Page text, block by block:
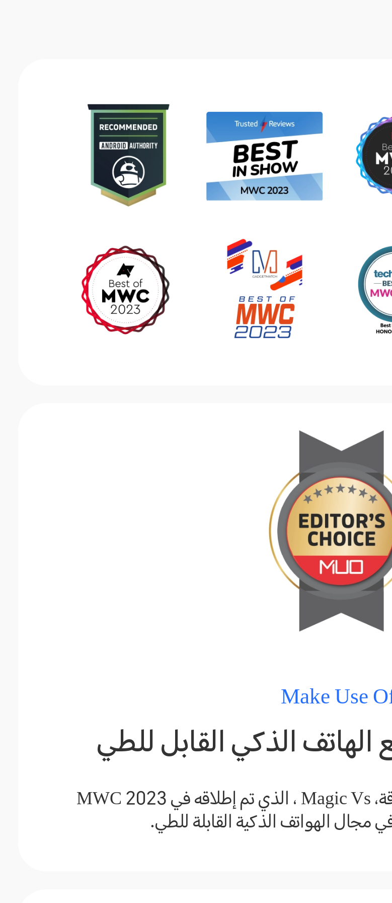
Make Use
الهاتف الذكي القابل للطي
جهاز تشعر مع كل إنش فيه بالأناقة، Magic Vs ، الذي تم إطلاقه في MWC 2023
مجال الهواتف الذكية القابلة للطي.